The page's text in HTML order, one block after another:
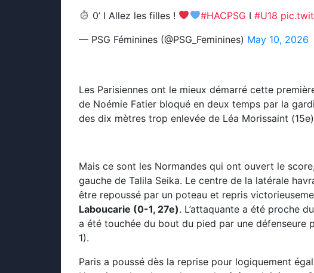
0’ I Allez les filles ! #HACPSG I #U18
— PSG Féminines (@PSG_Feminines) May 10, 2026
Les Parisiennes ont le mieux démarré cette
de Noémie Fatier bloqué en deux temps par la
des dix mètres trop enlevée de Léa Morissaint
Mais ce sont les Normandes qui ont ouvert le
gauche de Talila Seika. Le centre de la latérale
être repoussé par un poteau et repris
Laboucarie (0-1, 27e). L’attaquante a été proche
a été touchée du bout du pied par une défenseure
1).
Paris a poussé dès la reprise pour logiquement